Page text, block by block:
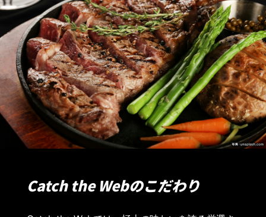
Catch the Webのこだわり